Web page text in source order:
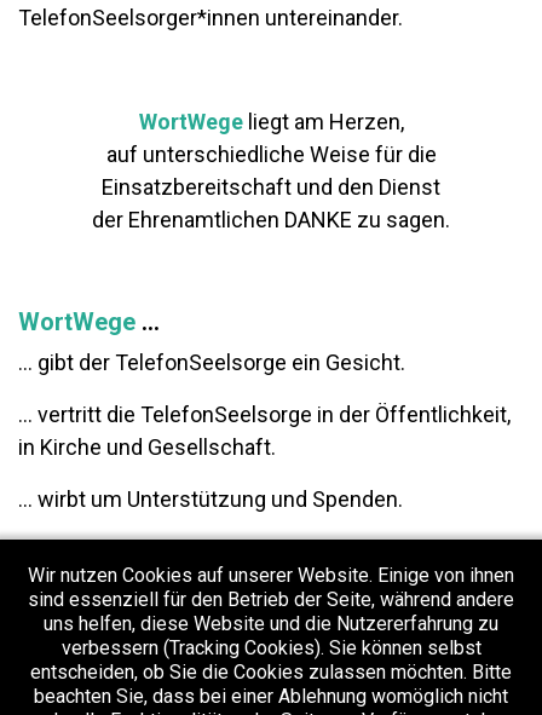
TelefonSeelsorger*innen untereinander.
WortWegeliegt am Herzen,
auf unterschiedliche Weise für die
Einsatzbereitschaft und den Dienst
der Ehrenamtlichen DANKE zu sagen.
WortWege ...
... gibt der TelefonSeelsorge ein Gesicht.
... vertritt die TelefonSeelsorge in der Öffentlichkeit,
in Kirche und Gesellschaft.
... wirbt um Unterstützung und Spenden.
Lesungen, hält Vorträge zur Arbeit der
TelefonSeelsorge, und unterhält Kontakte zu Presse,
anderen Medien und Institutionen.
Wir nutzen Cookies auf unserer Website. Einige von ihnen
sind essenziell für den Betrieb der Seite, während andere
uns helfen, diese Website und die Nutzererfahrung zu
verbessern (Tracking Cookies). Sie können selbst
entscheiden, ob Sie die Cookies zulassen möchten. Bitte
beachten Sie, dass bei einer Ablehnung womöglich nicht